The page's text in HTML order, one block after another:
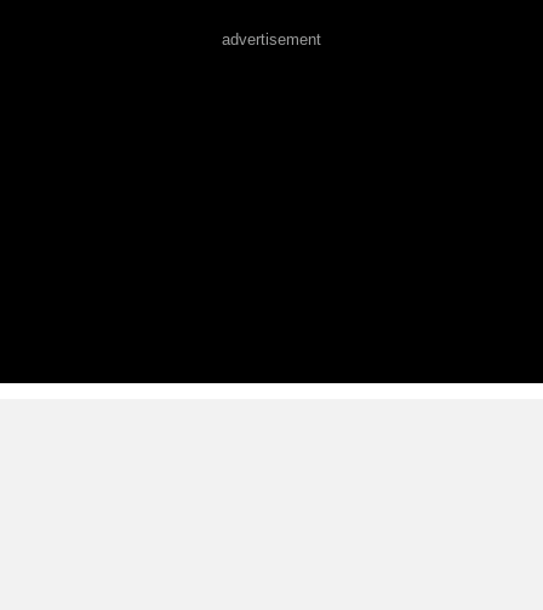
advertisement